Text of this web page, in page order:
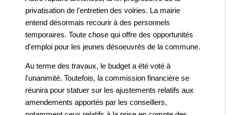
privatisation de l'entretien des voiries. La mairie
entend désormais recourir à des personnels
temporaires. Toute chose qui offre des opportunités
d'emploi pour les jeunes désoeuvrés de la commune.
Au terme des travaux, le budget a été voté à
l'unanimité. Toutefois, la commission financière se
réunira pour statuer sur les ajustements relatifs aux
amendements apportés par les conseillers,